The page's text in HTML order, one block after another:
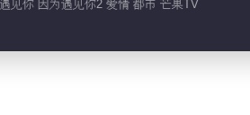
见你 因为遇见你2 爱情 都市 芒果TV